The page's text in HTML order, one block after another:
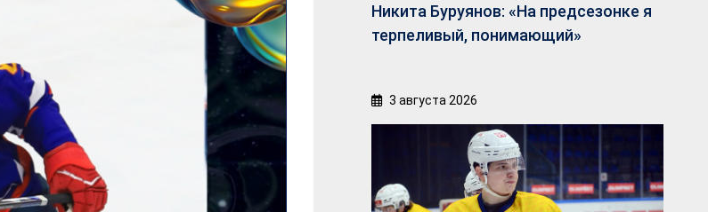
Никита Буруянов: «На предсезонке я
терпеливый, понимающий»
3 августа 2026